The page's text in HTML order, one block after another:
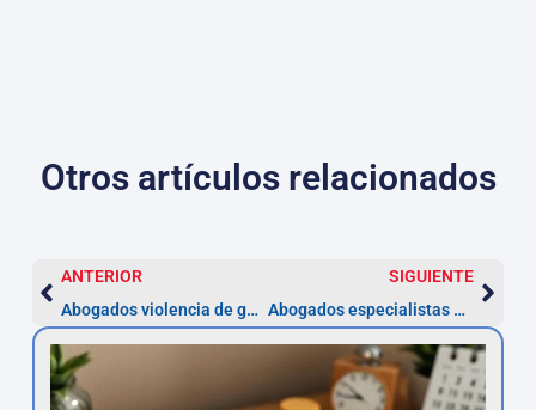
Otros artículos relacionados
ANTERIOR
Abogados violencia de género en Vigo
SIGUIENTE
Abogados especialistas en hipotecas en Vigo